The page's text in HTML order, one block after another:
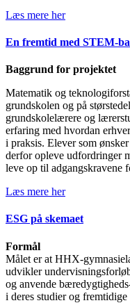
Læs mere her
En fremtid med STEM-
Baggrund for projektet
Matematik og
grundskolen og på
grundskolelærere og
erfaring med hvordan
i praksis. Elever som
derfor opleve udfordringer
leve op til adgangskravene
Læs mere her
ESG på skemaet
Formål
Målet er at HHX-
udvikler
og anvende
i deres studier og fremtidige